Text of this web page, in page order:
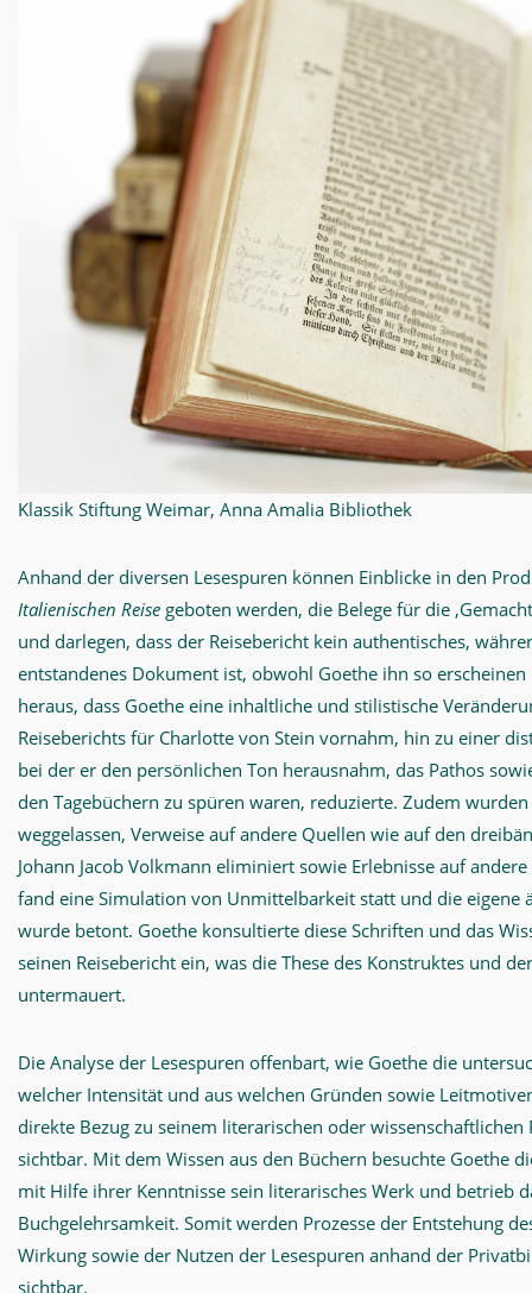
Klassik Stiftung Weimar, Anna Amalia Bibliothek
Anhand der diversen Lesespuren können Einblicke in den
Italienischen Reise geboten werden, die Belege für die
und darlegen, dass der Reisebericht kein authentisches,
entstandenes Dokument ist, obwohl Goethe ihn so erscheinen
heraus, dass Goethe eine inhaltliche und stilistische
Reiseberichts für Charlotte von Stein vornahm, hin zu einer
bei der er den persönlichen Ton herausnahm, das Pathos
den Tagebüchern zu spüren waren, reduzierte. Zudem
weggelassen, Verweise auf andere Quellen wie auf den
Johann Jacob Volkmann eliminiert sowie Erlebnisse auf
fand eine Simulation von Unmittelbarkeit statt und die eigene
wurde betont. Goethe konsultierte diese Schriften und das
seinen Reisebericht ein, was die These des Konstruktes und
untermauert.
Die Analyse der Lesespuren offenbart, wie Goethe die
welcher Intensität und aus welchen Gründen sowie
direkte Bezug zu seinem literarischen oder
sichtbar. Mit dem Wissen aus den Büchern besuchte Goethe
mit Hilfe ihrer Kenntnisse sein literarisches Werk und betrieb
Buchgelehrsamkeit. Somit werden Prozesse der Entstehung
Wirkung sowie der Nutzen der Lesespuren anhand der
sichtbar.